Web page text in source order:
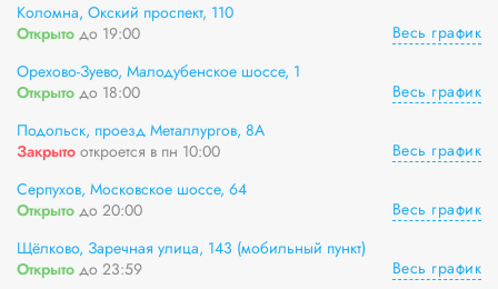
Коломна, Окский проспект, 110
Открыто до 19:00
Весь график
Орехово-Зуево, Малодубенское шоссе, 1
Открыто до 18:00
Весь график
Подольск, проезд Металлургов, 8А
Закрыто откроется в пн 10:00
Весь график
Серпухов, Московское шоссе, 64
Открыто до 20:00
Весь график
Щёлково, Заречная улица, 143 (мобильный пункт)
Открыто до 23:59
Весь график